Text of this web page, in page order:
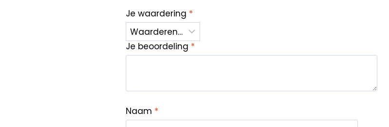
Je waardering *
Je beoordeling *
Naam *